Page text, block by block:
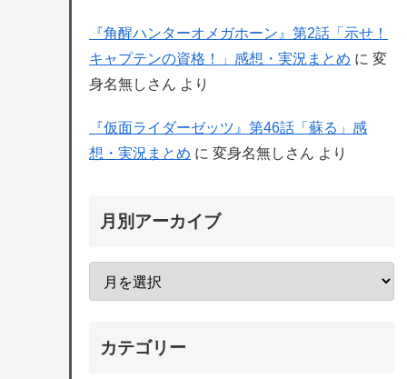
『角醒ハンターオメガホーン』第2話「示せ！
キャプテンの資格！」感想・実況まとめ に 変
身名無しさん より
『仮面ライダーゼッツ』第46話「蘇る」感
想・実況まとめ に 変身名無しさん より
月別アーカイブ
カテゴリー